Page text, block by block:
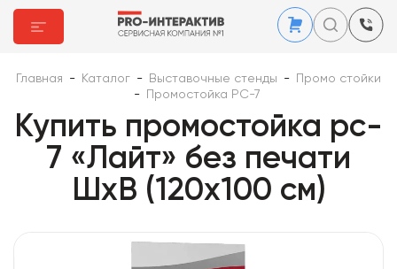
Главная - Каталог - Выставочные стенды -
Промо стойки
-
Промостойка PC-7
Купить промостойка pc-
7 «Лайт» без печати
ШхВ (120х100 см)